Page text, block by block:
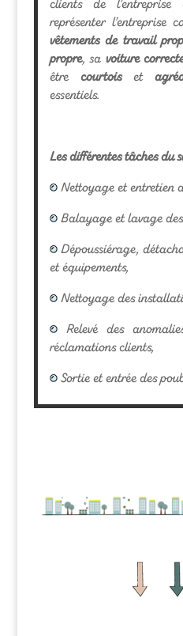
clients de
représenter l’entreprise
vêtements de travail
propre, sa voiture
être courtoiset
essentiels.
Les différentes tâches du
Nettoyage et entretien
Balayage et lavage des
Dépoussiérage,
et équipements,
Nettoyage des
Relevé des
réclamations clients,
Sortie et entrée des